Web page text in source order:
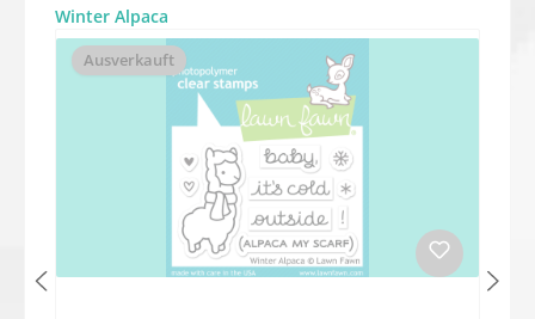
Produktgalerie überspringen
Winter Alpaca
Ausverkauft